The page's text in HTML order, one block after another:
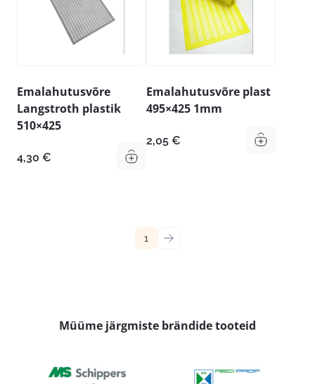
Emalahutusvõre
Langstroth plastik
510×425
4,30 €
Emalahutusvõre plast
495×425 1mm
2,05 €
1 →
Müüme järgmiste brändide tooteid